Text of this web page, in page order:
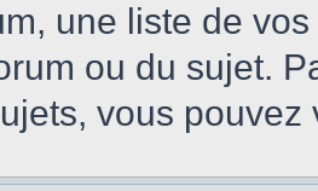
une liste de
ou du sujet.
vous